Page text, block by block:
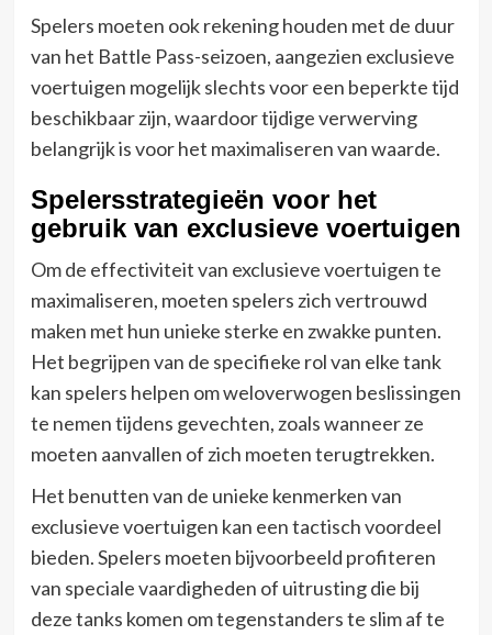
Spelers moeten ook rekening houden met de duur
van het Battle Pass-seizoen, aangezien exclusieve
voertuigen mogelijk slechts voor een beperkte tijd
beschikbaar zijn, waardoor tijdige verwerving
belangrijk is voor het maximaliseren van waarde.
Spelersstrategieën voor het
gebruik van exclusieve voertuigen
Om de effectiviteit van exclusieve voertuigen te
maximaliseren, moeten spelers zich vertrouwd
maken met hun unieke sterke en zwakke punten.
Het begrijpen van de specifieke rol van elke tank
kan spelers helpen om weloverwogen beslissingen
te nemen tijdens gevechten, zoals wanneer ze
moeten aanvallen of zich moeten terugtrekken.
Het benutten van de unieke kenmerken van
exclusieve voertuigen kan een tactisch voordeel
bieden. Spelers moeten bijvoorbeeld profiteren
van speciale vaardigheden of uitrusting die bij
deze tanks komen om tegenstanders te slim af te